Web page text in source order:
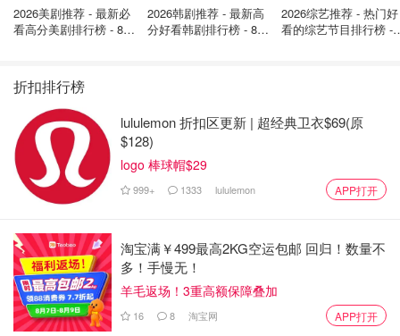
Sekkisei 面部洁面乳
$26.00
水
化妆水是雪肌精家的王牌！火了这么多年，肯定很多宝子都
很熟悉啦~
2026美剧推荐 - 最新必
看高分美剧排行榜 - 8月
2026韩剧推荐 - 最新高
分好看韩剧排行榜 - 8月
2026综艺推荐 - 热门好
看的综艺节目排行榜 -
折扣排行榜
lululemon 折扣区更新 | 超经典卫衣$69(原
$128)
logo 棒球帽$29
999+ 1333 lululemon APP打开
淘宝满￥499最高2KG空运包邮 回归！数量不
多！手慢无！
羊毛返场！3重高额保障叠加
16 8 淘宝网 APP打开